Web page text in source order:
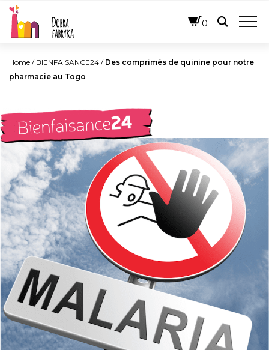
0
Home / BIENFAISANCE24 / Des comprimés de quinine pour notre
pharmacie au Togo